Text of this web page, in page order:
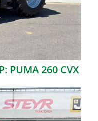
PUMA 260 CVX